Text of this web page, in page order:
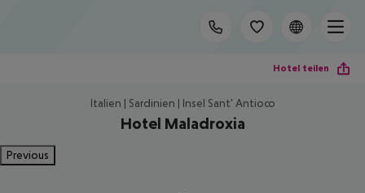
Hotel teilen
Italien | Sardinien | Insel Sant' Antioco
Hotel Maladroxia
Previous